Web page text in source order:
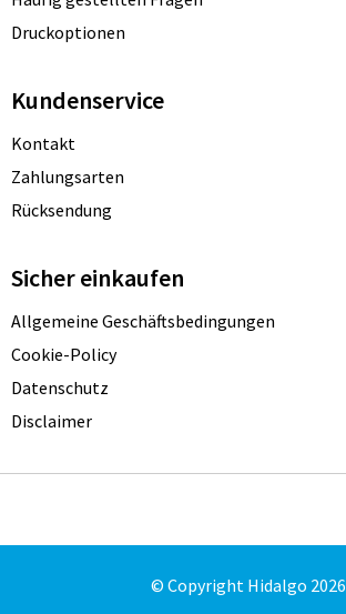
Druckoptionen
Kundenservice
Kontakt
Zahlungsarten
Rücksendung
Sicher einkaufen
Allgemeine Geschäftsbedingungen
Cookie-Policy
Datenschutz
Disclaimer
© Copyright Hidalgo 2026